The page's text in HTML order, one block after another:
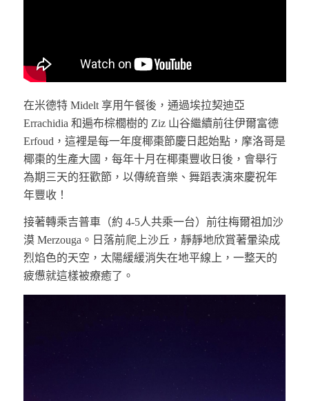
在米德特 Midelt 享用午餐後，通過埃拉契迪亞
Errachidia 和遍布棕櫚樹的 Ziz 山谷繼續前往伊爾富德
Erfoud，這裡是每一年度椰棗節慶日起始點，摩洛哥是
椰棗的生產大國，每年十月在椰棗豐收日後，會舉行
為期三天的狂歡節，以傳統音樂、舞蹈表演來慶祝年
年豐收！
接著轉乘吉普車（約 4-5人共乘一台）前往梅爾祖加沙
漠 Merzouga。日落前爬上沙丘，靜靜地欣賞著暈染成
烈焰色的天空，太陽緩緩消失在地平線上，一整天的
疲憊就這樣被療癒了。